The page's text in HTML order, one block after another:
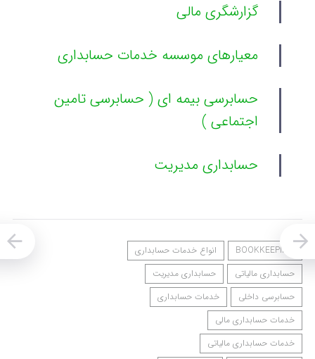
گزارشگری مالی
معیارهای موسسه خدمات حسابداری
حسابرسی بیمه ای ( حسابرسی تامین
اجتماعی )
حسابداری مدیریت
BOOKKEEPING
انواع خدمات حسابداری
حسابداری مالیاتی
حسابداری مدیریت
حسابرسی داخلی
خدمات حسابداری
خدمات حسابداری مالی
خدمات حسابداری مالیاتی